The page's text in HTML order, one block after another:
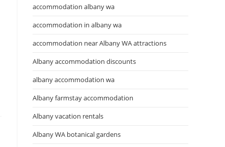
accommodation albany wa
accommodation in albany wa
accommodation near Albany WA attractions
Albany accommodation discounts
albany accommodation wa
Albany farmstay accommodation
Albany vacation rentals
Albany WA botanical gardens